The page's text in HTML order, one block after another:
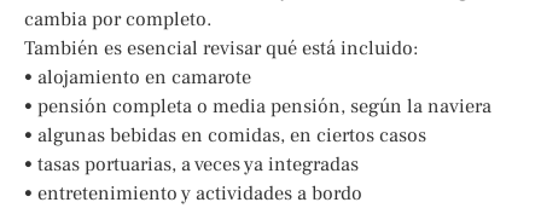
cambia por completo.
También es esencial revisar qué está incluido:
• alojamiento en camarote
• pensión completa o media pensión, según la naviera
• algunas bebidas en comidas, en ciertos casos
• tasas portuarias, a veces ya integradas
• entretenimiento y actividades a bordo